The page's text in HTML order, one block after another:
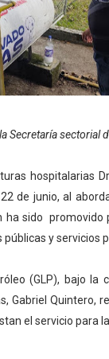
la economía
110
la
OAN para la
Encuentro
de
a más de
sectorial
hospitalarias
de junio, al
ha sido
y servicios
(GLP), bajo la
Gabriel Quintero,
el servicio para